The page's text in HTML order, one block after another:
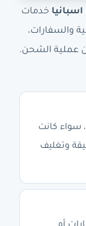
خدمات
والسفارات،
عملية الشحن.
سواء كانت
وتغليف